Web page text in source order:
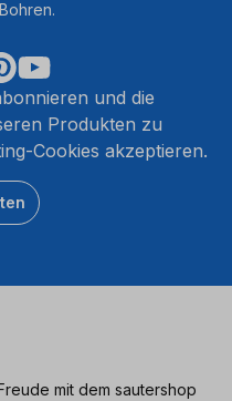
und die
Produkten zu
Cookies akzeptieren.
mit dem sautershop